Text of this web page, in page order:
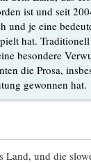
ist und seit
und je eine
hat.
besondere
die Prosa,
gewonnen hat.
Land, und die